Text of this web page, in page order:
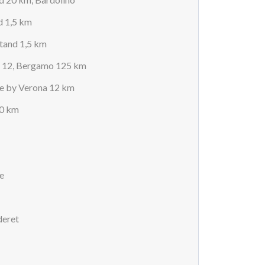
1,5 km
1,5 km
Bergamo 125 km
by Verona 12 km
km